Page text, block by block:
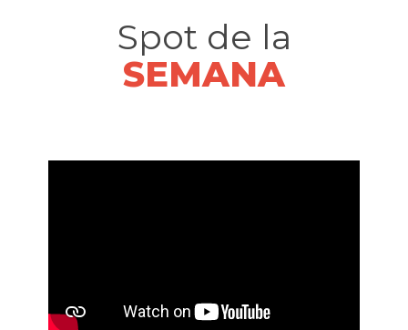
Spot de la
SEMANA